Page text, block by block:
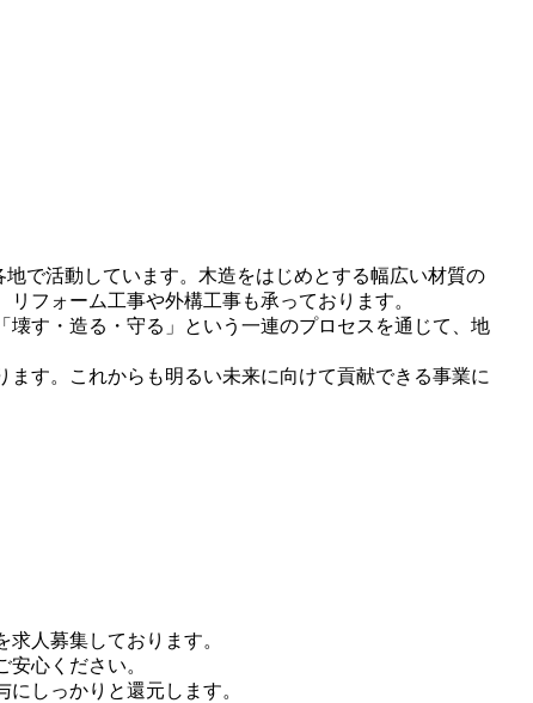
で活動しています。木造をはじめとする幅広い材質の
フォーム工事や外構工事も承っております。
す・造る・守る」という一連のプロセスを通じて、地
す。これからも明るい未来に向けて貢献できる事業に
人募集しております。
心ください。
しっかりと還元します。